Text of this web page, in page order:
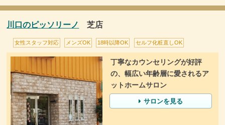
川口のピッソリーノ 芝店
女性スタッフ対応 メンズOK 18時以降OK セルフ化粧直しOK
丁寧なカウンセリングが好評
の、幅広い年齢層に愛されるア
ットホームサロン
サロンを見る